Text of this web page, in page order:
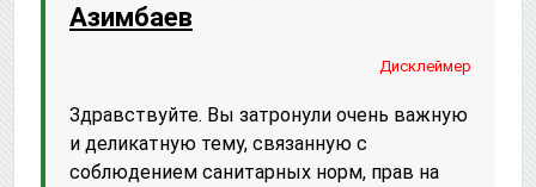
Азимбаев
Дисклеймер
Здравствуйте. Вы затронули очень важную
и деликатную тему, связанную с
соблюдением санитарных норм, прав на